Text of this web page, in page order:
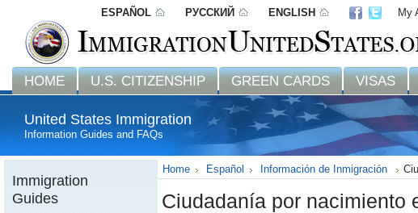
ESPAÑOL РУССКИЙ ENGLISH My
HOME U.S. CITIZENSHIP GREEN CARDS VISAS
United States Immigration
Information Guides and FAQs
Immigration
Guides
Home Español Información de Inmigración
Ciudadanía por nacimiento